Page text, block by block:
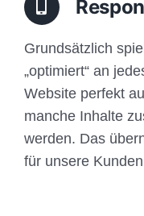
Grundsätzlich
„optimiert“ an
Website perfekt
manche Inhalte
werden. Das
für unsere